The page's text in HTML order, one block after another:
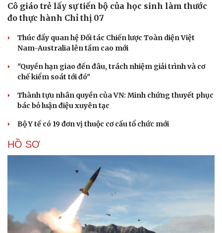
Sức khỏe
Cây thuốc
Sản phụ khoa
Nhi khoa
Nam khoa
Làm đẹp - giảm cân
Phòng mạch online
Đời sống
Blog
Cô giáo trẻ lấy sự tiến bộ của học sinh làm thước
đo thực hành Chỉ thị 07
Thúc đẩy quan hệ Đối tác Chiến lược Toàn diện Việt
Nam-Australia lên tầm cao mới
"Quyền hạn giao đến đâu, trách nhiệm giải trình và cơ
chế kiểm soát tới đó"
Thành tựu nhân quyền của VN: Minh chứng thuyết phục
bác bỏ luận điệu xuyên tạc
Bộ Y tế có 19 đơn vị thuộc cơ cấu tổ chức mới
HỒ SƠ